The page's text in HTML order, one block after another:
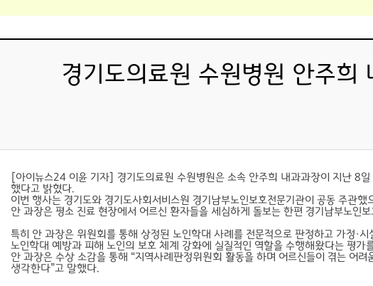
경기도의료원 수원병원 안주희
[아이뉴스24 이윤 기자] 경기도의료원 수원병원은 소속 안주희 내과과장이 지난 8
했다고 밝혔다.
이번 행사는 경기도와 경기도사회서비스원 경기남부노인보호전문기관이 공동 주관
안 과장은 평소 진료 현장에서 어르신 환자들을 세심하게 돌보는 한편 경기남부노인
특히 안 과장은 위원회를 통해 상정된 노인학대 사례를 전문적으로 판정하고 가정·
노인학대 예방과 피해 노인의 보호 체계 강화에 실질적인 역할을 수행해왔다는 평가
안 과장은 수상 소감을 통해 “지역사례판정위원회 활동을 하며 어르신들이 겪는 어
생각한다”고 말했다.